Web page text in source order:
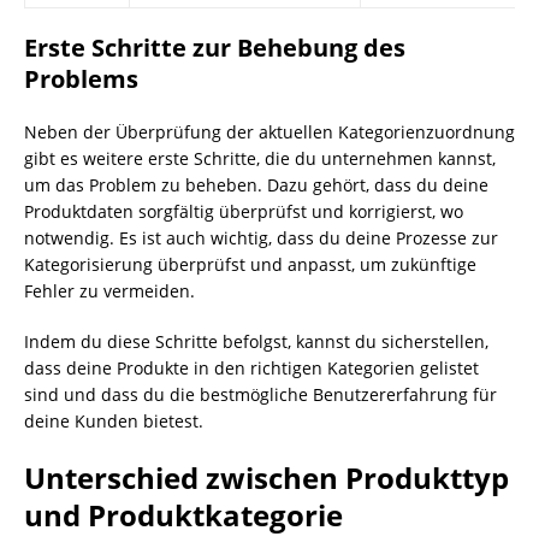
Erste Schritte zur Behebung des
Problems
Neben der Überprüfung der aktuellen Kategorienzuordnung
gibt es weitere erste Schritte, die du unternehmen kannst,
um das Problem zu beheben. Dazu gehört, dass du deine
Produktdaten sorgfältig überprüfst und korrigierst, wo
notwendig. Es ist auch wichtig, dass du deine Prozesse zur
Kategorisierung überprüfst und anpasst, um zukünftige
Fehler zu vermeiden.
Indem du diese Schritte befolgst, kannst du sicherstellen,
dass deine Produkte in den richtigen Kategorien gelistet
sind und dass du die bestmögliche Benutzererfahrung für
deine Kunden bietest.
Unterschied zwischen Produkttyp
und Produktkategorie